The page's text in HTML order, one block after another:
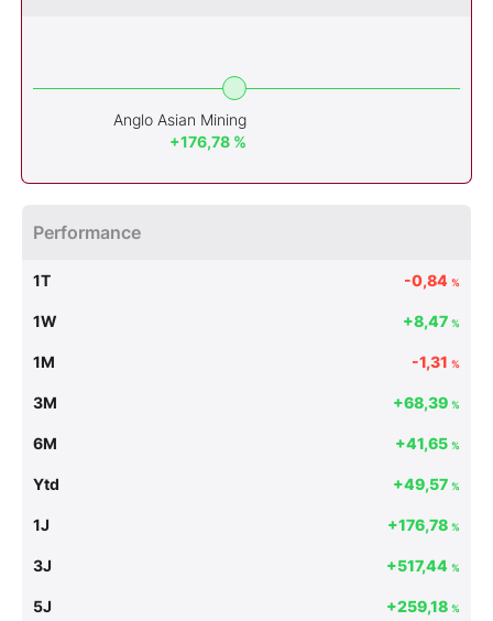
Anglo Asian Mining
+176,78 %
Performance
1T -0,84 %
1W +8,47 %
1M -1,31 %
3M +68,39 %
6M +41,65 %
Ytd +49,57 %
1J +176,78 %
3J +517,44 %
5J +259,18 %